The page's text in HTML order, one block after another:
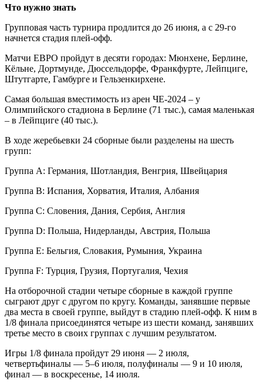
Что нужно знать
Групповая часть турнира продлится до 26 июня, а с 29-го
начнется стадия плей-офф.
Матчи ЕВРО пройдут в десяти городах: Мюнхене, Берлине,
Кёльне, Дортмунде, Дюссельдорфе, Франкфурте, Лейпциге,
Штутгарте, Гамбурге и Гельзенкирхене.
Самая большая вместимость из арен ЧЕ-2024 – у
Олимпийского стадиона в Берлине (71 тыс.), самая маленькая
– в Лейпциге (40 тыс.).
В ходе жеребьевки 24 сборные были разделены на шесть
групп:
Группа А: Германия, Шотландия, Венгрия, Швейцария
Группа В: Испания, Хорватия, Италия, Албания
Группа С: Словения, Дания, Сербия, Англия
Группа D: Польша, Нидерланды, Австрия, Польша
Группа E: Бельгия, Словакия, Румыния, Украина
Группа F: Турция, Грузия, Португалия, Чехия
На отборочной стадии четыре сборные в каждой группе
сыграют друг с другом по кругу. Команды, занявшие первые
два места в своей группе, выйдут в стадию плей-офф. К ним в
1/8 финала присоединятся четыре из шести команд, занявших
третье место в своих группах с лучшим результатом.
Игры 1/8 финала пройдут 29 июня — 2 июля,
четвертьфиналы — 5–6 июля, полуфиналы — 9 и 10 июля,
финал — в воскресенье, 14 июля.